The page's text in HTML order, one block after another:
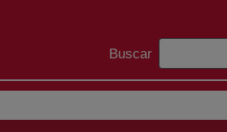
Search Bar
Buscar